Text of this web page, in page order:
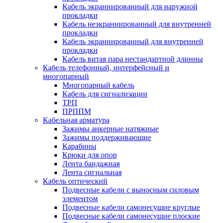
Кабель экраннированный для наружной
прокладки
Кабель неэкраннированный для внутренней
прокладки
Кабель экраннированный для внутренней
прокладки
Кабель витая пара нестандартной длинны
Кабель телефонный, интерфейсный и
многопарный
Многопарный кабель
Кабель для сигнализации
ТРП
ПРППМ
Кабельная арматура
Зажимы анкерные натяжные
Зажимы поддерживающие
Карабины
Крюки для опор
Лента бандажная
Лента сигнальная
Кабель оптический
Подвесные кабели с выносным силовым
элементом
Подвесные кабели самонесущие круглые
Подвесные кабели самонесущие плоские